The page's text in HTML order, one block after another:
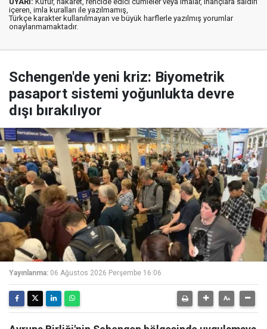
içeren, imla kuralları ile yazılmamış,
Türkçe karakter kullanılmayan ve büyük harflerle yazılmış yorumlar
onaylanmamaktadır.
Schengen'de yeni kriz: Biyometrik
pasaport sistemi yoğunlukta devre
dışı bırakılıyor
Yayınlanma: 06 Ağustos 2026 Perşembe 16:06